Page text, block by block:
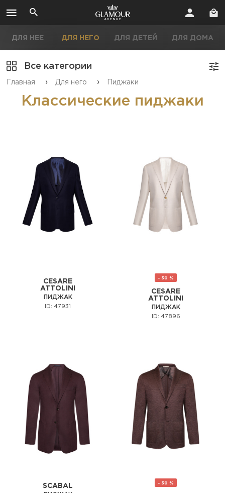
ДЛЯ НЕЕ ДЛЯ НЕГО ДЛЯ ДЕТЕЙ ДЛЯ ДОМА
Все категории
Главная › Для него › Пиджаки
Классические пиджаки
CESARE
ATTOLINI
ПИДЖАК
ID: 47931
- 30 %
CESARE
ATTOLINI
ПИДЖАК
ID: 47896
SCABAL
- 30 %